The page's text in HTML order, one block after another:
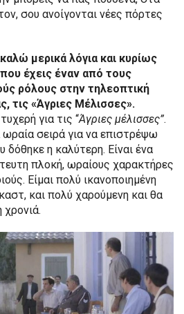
σου ανοίγονται νέες πόρτες
μερικά λόγια και κυρίως
έχεις έναν από τους
ρόλους στην τηλεοπτική
τις «Άγριες Μέλισσες».
για τις “Άγριες μέλισσες”.
σειρά για να επιστρέψω
δόθηκε η καλύτερη. Είναι ένα
πλοκή, ωραίους χαρακτήρες
Είμαι πολύ ικανοποιημένη
και πολύ χαρούμενη και θα
χρονιά.